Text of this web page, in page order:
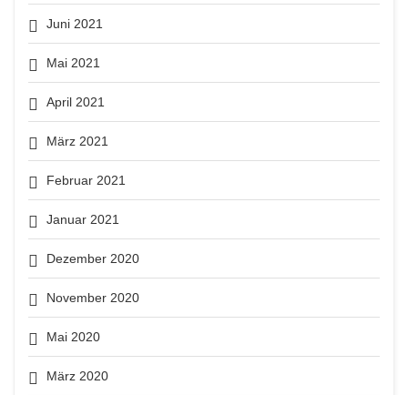
Juni 2021
Mai 2021
April 2021
März 2021
Februar 2021
Januar 2021
Dezember 2020
November 2020
Mai 2020
März 2020